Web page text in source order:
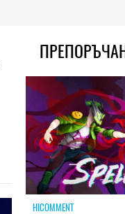
HICOMMENT